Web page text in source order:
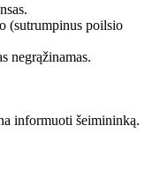
(sutrumpinus poilsio
negrąžinamas.
informuoti šeimininką.